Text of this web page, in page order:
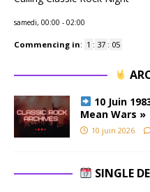
samedi, 00:00 - 02:00
Commencing in: 1 : 37 : 04
10 Juin
Mean Wars »
10 juin 2026
SINGLE